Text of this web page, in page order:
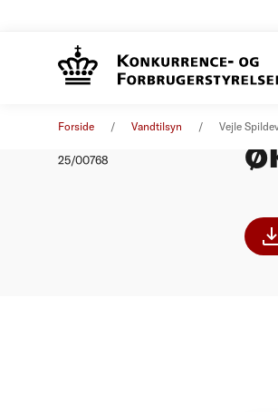
Forside Vandtilsyn Vejle
25/00768